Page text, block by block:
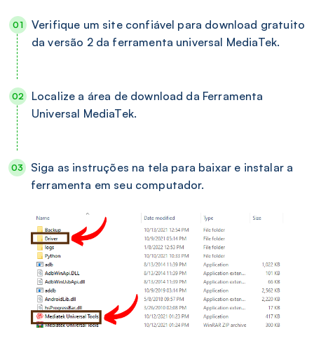
Verifique um site confiável para download gratuito
da versão 2 da ferramenta universal MediaTek.
Localize a área de download da Ferramenta
Universal MediaTek.
Siga as instruções na tela para baixar e instalar a
ferramenta em seu computador.